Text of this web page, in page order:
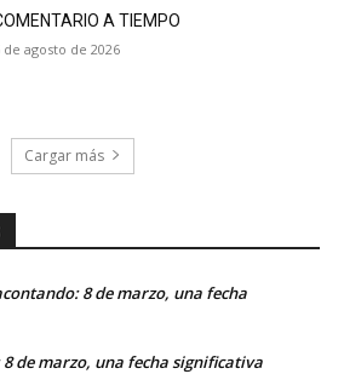
A TIEMPO
de agosto de 2026
Cargar más
8 de marzo, una fecha
de marzo, una fecha significativa